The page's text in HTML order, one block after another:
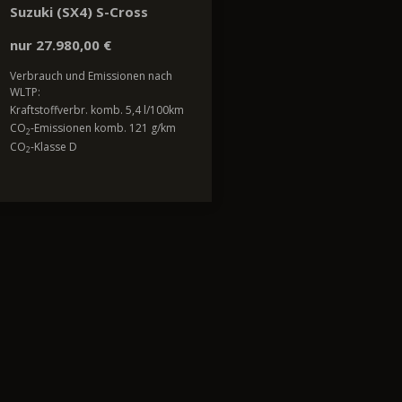
Suzuki (SX4) S-Cross
nur 27.980,00 €
Verbrauch und Emissionen nach
WLTP:
Kraftstoffverbr. komb. 5,4 l/100km
CO2-Emissionen komb. 121 g/km
CO2-Klasse D